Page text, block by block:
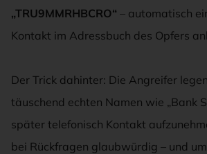
„TRU9MMRHBCRO“ – automatisch
Kontakt im Adressbuch des Opfers
Der Trick dahinter: Die Angreifer
täuschend echten Namen wie „Bank
später telefonisch Kontakt
bei Rückfragen glaubwürdig – und